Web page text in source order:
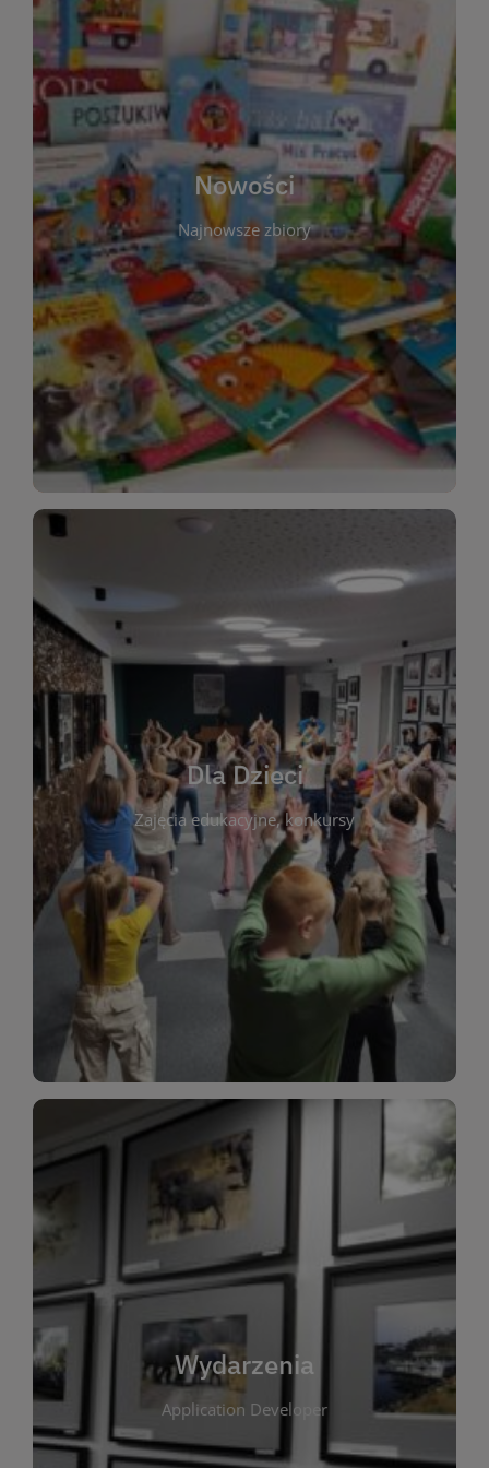
Nowości
Najnowsze zbiory
W tej sekcji prezentujemy najnowsze książki,
audiobooki oraz filmy, które właśnie trafiły do
zbiorów Miejskiej Biblioteki Publicznej w
Starachowicach. Regularnie aktualizujemy listę,
aby Czytelnicy mogli na bieżąco odkrywać świeże
tytuły i najciekawsze premiery wydawnicze. Każda
pozycja opatrzona jest krótkim opisem i
informacją o dostępności w katalogu. Zachęcamy
do częstych odwiedzin – nowości pojawiają się
niemal każdego tygodnia! Dzięki tej zakładce
zawsze będziesz wiedzieć, co warto przeczytać
jako pierwsze.
WIĘCEJ
Dla Dzieci
Zajęcia edukacyjne, konkursy
Dla Dzieci
To miejsce stworzone z myślą o najmłodszych
czytelnikach i ich rodzicach. Znajdziesz tu
informacje o zajęciach edukacyjnych, konkursach
plastycznych i spotkaniach z autorami książek dla
dzieci. Biblioteka oferuje bogaty wybór bajek,
opowiadań i lektur szkolnych, a także przyjazny
kącik do wspólnego czytania. Pragniemy
rozbudzać miłość do książek od najmłodszych lat.
Zapraszamy do wspólnej zabawy i odkrywania
świata literatury!
WIĘCEJ
Wydarzenia
Application Developer
Wydarzenia
W tej zakładce publikujemy informacje o
wszystkich wydarzeniach organizowanych przez
bibliotekę. Znajdziesz tu zapowiedzi spotkań
autorskich, warsztatów, prelekcji i zajęć
tematycznych dla różnych grup wiekowych. Każde
wydarzenie ma na celu promowanie kultury
czytelniczej oraz integrację społeczności lokalnej.
Dzięki kalendarzowi wydarzeń możesz łatwo